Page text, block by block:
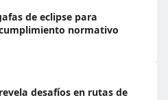
de eclipse para
normativo
desafíos en rutas de